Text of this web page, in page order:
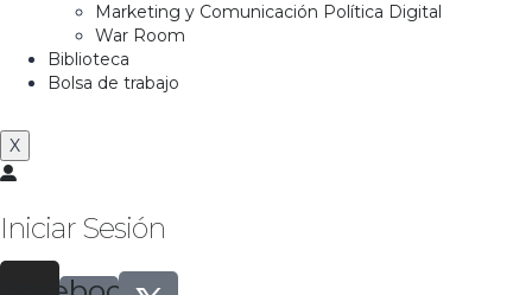
Marketing y Comunicación Política Digital
War Room
Biblioteca
Bolsa de trabajo
X
Iniciar Sesión